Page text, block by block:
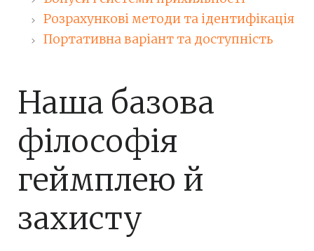
Розрахункові методи та ідентифікація
Портативна варіант та доступність
Наша базова
філософія
геймплею й
захисту